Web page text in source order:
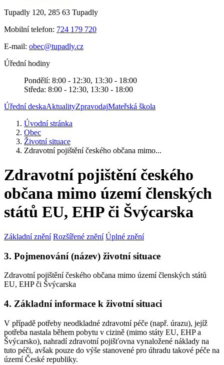
Tupadly 120, 285 63 Tupadly
Mobilní telefon: 724 179 720
E-mail: obec@tupadly.cz
Úřední hodiny
Pondělí: 8:00 - 12:30, 13:30 - 18:00
Středa: 8:00 - 12:30, 13:30 - 18:00
Úřední deskaAktualityZpravodajMateřská škola
Úvodní stránka
Obec
Životní situace
Zdravotní pojištění českého občana mimo...
Zdravotní pojištění českého
občana mimo území členských
států EU, EHP či Švýcarska
Základní znění Rozšířené znění Úplné znění
3. Pojmenování (název) životní situace
Zdravotní pojištění českého občana mimo území členských států
EU, EHP či Švýcarska
4. Základní informace k životní situaci
V případě potřeby neodkladné zdravotní péče (např. úrazu), jejíž
potřeba nastala během pobytu v cizině (mimo státy EU, EHP a
Švýcarsko), nahradí zdravotní pojišťovna vynaložené náklady na
tuto péči, avšak pouze do výše stanovené pro úhradu takové péče na
území České republiky.